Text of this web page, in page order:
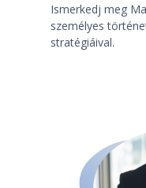
Ismerkedj meg
személyes
stratégiáival.